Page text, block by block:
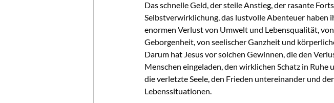
Das schnelle Geld, der steile Anstieg, der rasante
Selbstverwirklichung, das lustvolle Abenteuer haben
enormen Verlust von Umwelt und Lebensqualität,
Geborgenheit, von seelischer Ganzheit und
Darum hat Jesus vor solchen Gewinnen, die den
Menschen eingeladen, den wirklichen Schatz in
die verletzte Seele, den Frieden untereinander und
Lebenssituationen.